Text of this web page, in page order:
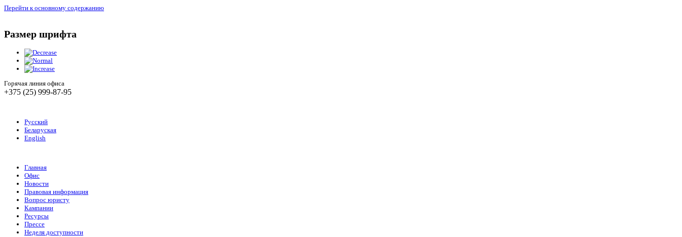
Перейти к основному содержанию
Размер шрифта
Горячая линия офиса
+375 (25) 999-87-95
Русский
Беларуская
English
Главная
Офис
Новости
Правовая информация
Вопрос юристу
Кампании
Ресурсы
Прессе
Неделя доступности